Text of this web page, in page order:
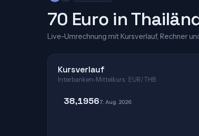
70 Euro in
Live-Umrechnung mit Kursverlauf, Rechner
Kursverlauf
Interbanken-Mittelkurs · EUR/THB
38,19567. Aug. 2026